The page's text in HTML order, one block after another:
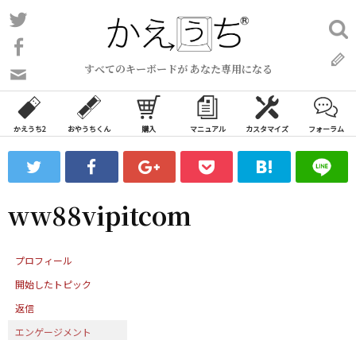
コ
ン
ン
ツ
ス
ッ
すべてのキーボードが あなた専用になる
い
合
わ
フ
ォ
ム
検
索:
かえうち2 おやうちくん 購入 マニュアル カスタマイズ フォーラム
ww88vipitcom
プロフィール
開始したトピック
返信
エンゲージメント